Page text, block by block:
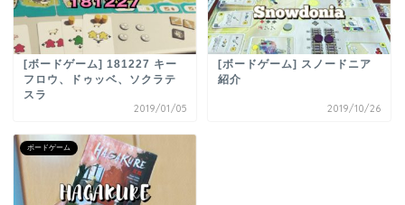
[ボードゲーム] 181227 キー
フロウ、ドゥッベ、ソクラテ
スラ
2019/01/05
[ボードゲーム] スノードニア
紹介
2019/10/26
ボードゲーム